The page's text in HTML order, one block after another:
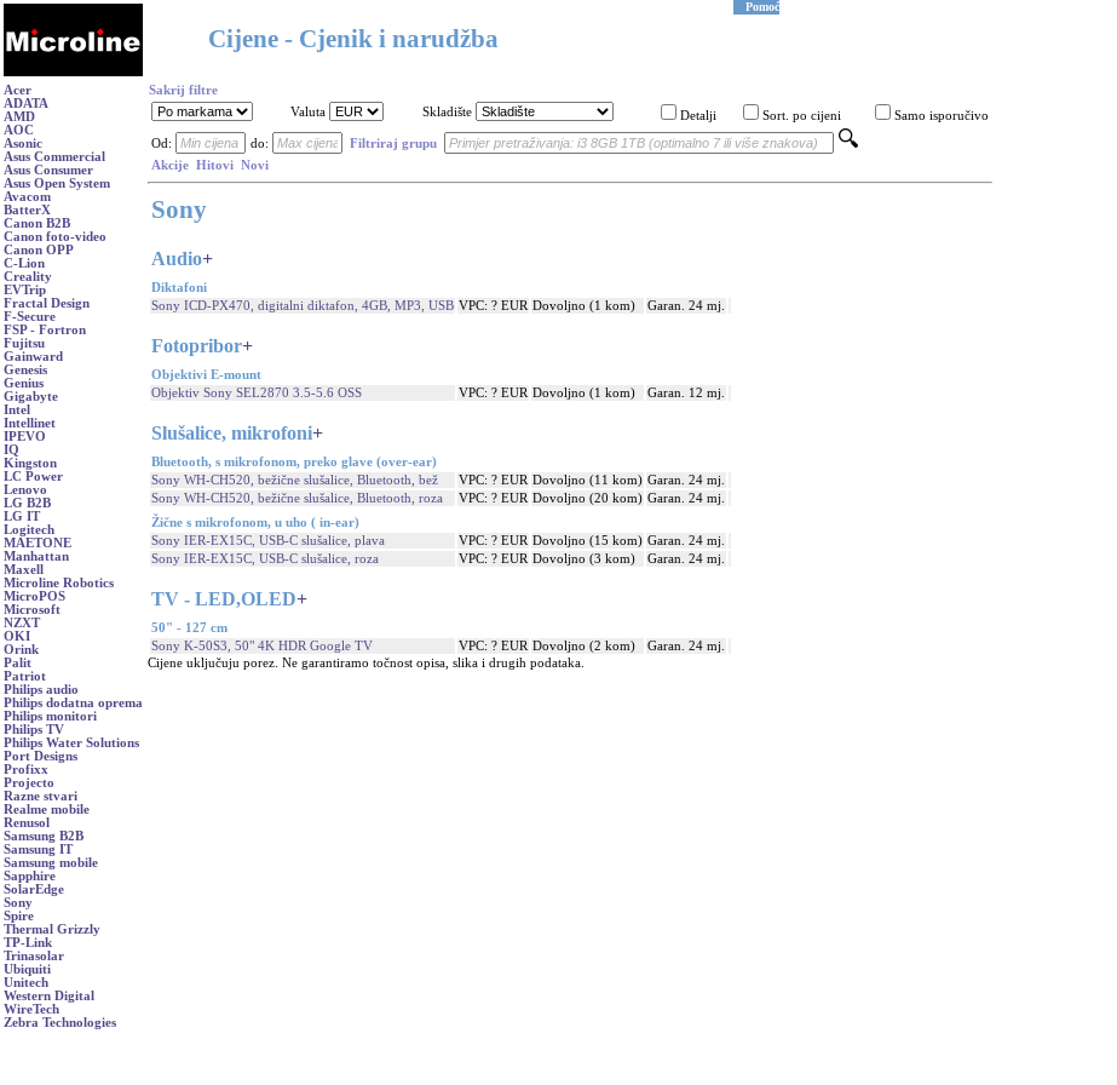
Cijene - Cjenik i narudžba
Pomoć
Acer
ADATA
AMD
AOC
Asonic
Asus Commercial
Asus Consumer
Asus Open System
Avacom
BatterX
Canon B2B
Canon foto-video
Canon OPP
C-Lion
Creality
EVTrip
Fractal Design
F-Secure
FSP - Fortron
Fujitsu
Gainward
Genesis
Genius
Gigabyte
Intel
Intellinet
IPEVO
IQ
Kingston
LC Power
Lenovo
LG B2B
LG IT
Logitech
MAETONE
Manhattan
Maxell
Microline Robotics
MicroPOS
Microsoft
NZXT
OKI
Orink
Palit
Patriot
Philips audio
Philips dodatna oprema
Philips monitori
Philips TV
Philips Water Solutions
Port Designs
Profixx
Projecto
Razne stvari
Realme mobile
Renusol
Samsung B2B
Samsung IT
Samsung mobile
Sapphire
SolarEdge
Sony
Spire
Thermal Grizzly
TP-Link
Trinasolar
Ubiquiti
Unitech
Western Digital
WireTech
Zebra Technologies
Sakrij filtre
Valuta
Skladište Detalji Sort. po cijeni Samo isporučivo
Od: do:
Filtriraj grupu
Akcije Hitovi Novi
Sony
Audio+
Diktafoni
Sony ICD-PX470, digitalni diktafon, 4GB, MP3, USB VPC: ? EUR Dovoljno (1 kom) Garan. 24 mj.
Fotopribor+
Objektivi E-mount
Objektiv Sony SEL2870 3.5-5.6 OSS
VPC: ? EUR Dovoljno (1 kom) Garan. 12 mj.
Slušalice, mikrofoni+
Bluetooth, s mikrofonom, preko glave (over-ear)
Sony WH-CH520, bežične slušalice, Bluetooth, bež
VPC: ? EUR Dovoljno (11 kom) Garan. 24 mj.
Sony WH-CH520, bežične slušalice, Bluetooth, roza
VPC: ? EUR Dovoljno (20 kom) Garan. 24 mj.
Žične s mikrofonom, u uho ( in-ear)
Sony IER-EX15C, USB-C slušalice, plava
VPC: ? EUR Dovoljno (15 kom) Garan. 24 mj.
Sony IER-EX15C, USB-C slušalice, roza
VPC: ? EUR Dovoljno (3 kom) Garan. 24 mj.
TV - LED,OLED+
50" - 127 cm
Sony K-50S3, 50" 4K HDR Google TV
VPC: ? EUR Dovoljno (2 kom)
Garan. 24 mj.
Cijene uključuju porez. Ne garantiramo točnost opisa, slika i drugih podataka.